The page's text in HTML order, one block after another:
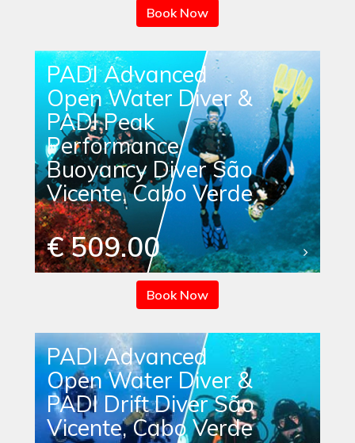
Book Now
PADI Advanced
Open Water Diver &
PADI Peak
Performance
Buoyancy Diver São
Vicente, Cabo Verde
€ 509.00
Book Now
PADI Advanced
Open Water Diver &
PADI Drift Diver São
Vicente, Cabo Verde